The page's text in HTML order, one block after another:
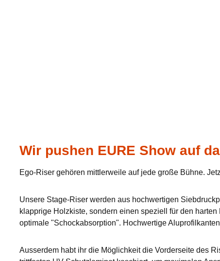
Wir pushen EURE Show auf
Ego-Riser gehören mittlerweile auf jede große Bühne.
Unsere Stage-Riser werden aus hochwertigen
klapprige Holzkiste, sondern einen speziell für den
optimale "Schockabsorption". Hochwertige
Ausserdem habt ihr die Möglichkeit die Vorderseite des